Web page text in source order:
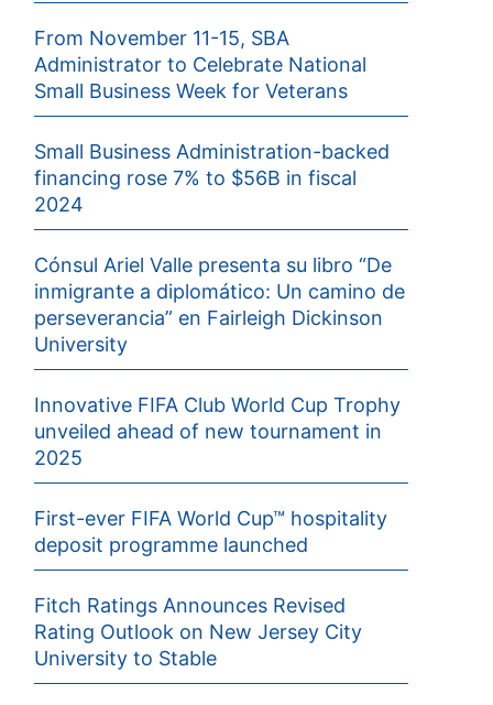
From November 11-15, SBA
Administrator to Celebrate National
Small Business Week for Veterans
Small Business Administration-backed
financing rose 7% to $56B in fiscal
2024
Cónsul Ariel Valle presenta su libro “De
inmigrante a diplomático: Un camino de
perseverancia” en Fairleigh Dickinson
University
Innovative FIFA Club World Cup Trophy
unveiled ahead of new tournament in
2025
First-ever FIFA World Cup™ hospitality
deposit programme launched
Fitch Ratings Announces Revised
Rating Outlook on New Jersey City
University to Stable